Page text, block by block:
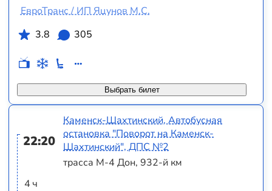
Выбрать билет
ЕвроТранс / ИП Яцунов М.С.
3.8
305
22:20
4 ч
Каменск-Шахтинский, Автобусная
остановка "Поворот на Каменск-
Шахтинский", ДПС №2
трасса М-4 Дон, 932-й км